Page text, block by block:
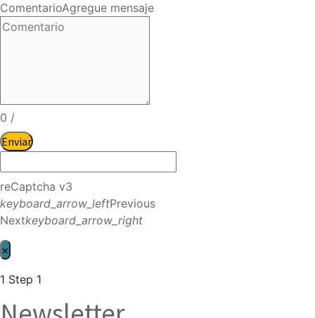
ComentarioAgregue mensaje
0 /
Enviar
reCaptcha v3
keyboard_arrow_leftPrevious
Nextkeyboard_arrow_right
×
1 Step 1